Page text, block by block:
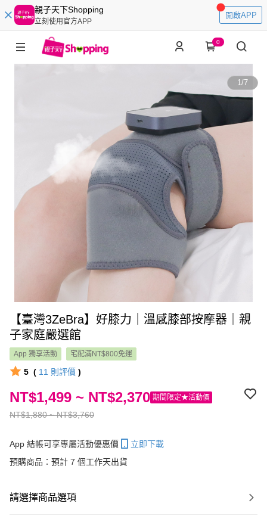
親子天下Shopping
立刻使用官方APP
開啟APP
0
1/7
【臺灣3ZeBra】好膝力｜溫感膝部按摩器｜親
子家庭嚴選館
App 獨享活動 宅配滿NT$800免運
5 ( 11 則評價 )
NT$1,880 ~ NT$3,760
NT$1,499 ~ NT$2,370 期間限定★活動價
App 結帳可享專屬活動優惠價
立即下載
預購商品：預計 7 個工作天出貨
請選擇商品選項